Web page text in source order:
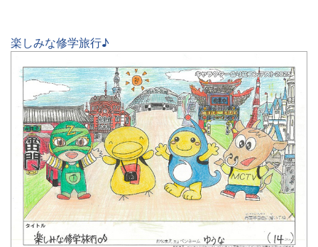
楽しみな修学旅行♪